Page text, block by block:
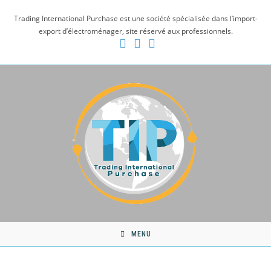
Trading International Purchase est une société spécialisée dans l’import-
export d’électroménager, site réservé aux professionnels.
MENU